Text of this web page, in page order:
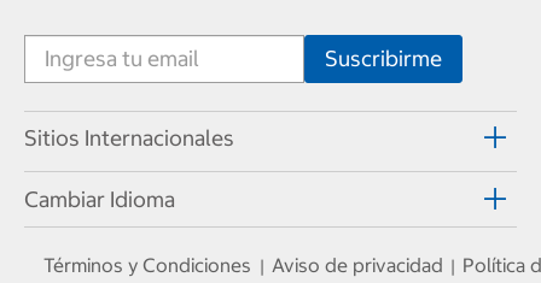
Sitios Internacionales
Cambiar Idioma
Términos y Condiciones | Aviso de privacidad | Política